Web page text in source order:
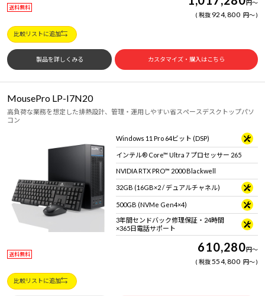
送料無料
円～
税抜 924,800 円～
比較リストに追加
製品を詳しくみる カスタマイズ・購入はこちら
MousePro LP-I7N20
高負荷な業務を想定した排熱設計、管理・運用しやすい省スペースデスクトップパソ
コン
Windows 11 Pro 64ビット (DSP)
インテル® Core™ Ultra 7 プロセッサー 265
NVIDIA RTX PRO™ 2000 Blackwell
32GB (16GB×2 / デュアルチャネル)
500GB (NVMe Gen4×4)
3年間センドバック修理保証・24時間
×365日電話サポート
送料無料 610,280円～
税抜554,800 円～
比較リストに追加